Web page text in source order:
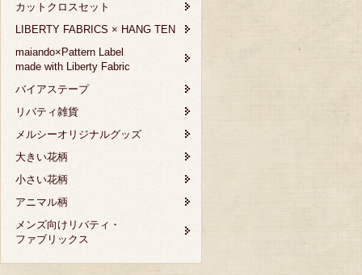
カットクロスセット
LIBERTY FABRICS × HANG TEN
maiando×Pattern Label
made with Liberty Fabric
バイアステープ
リバティ雑貨
メルシーオリジナルグッズ
大きい花柄
小さい花柄
アニマル柄
メンズ向けリバティ・
ファブリックス